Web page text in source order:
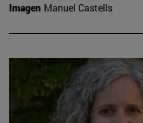
Imagen Manuel Castells